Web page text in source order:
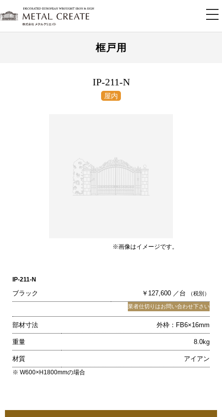
框戸用
IP-211-N
※画像はイメージです。
IP-211-N
ブラック ￥127,600 ／台 （税別）
業者仕切りはお問い合わせ下さい
部材寸法 外枠：FB6×16mm
重量 8.0kg
材質 アイアン
※ W600×H1800mmの場合